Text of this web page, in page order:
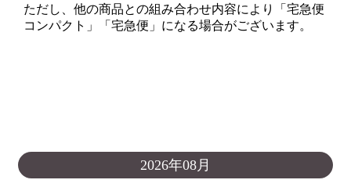
ただし、他の商品との組み合わせ内容により「宅急便
コンパクト」「宅急便」になる場合がございます。
2026年08月